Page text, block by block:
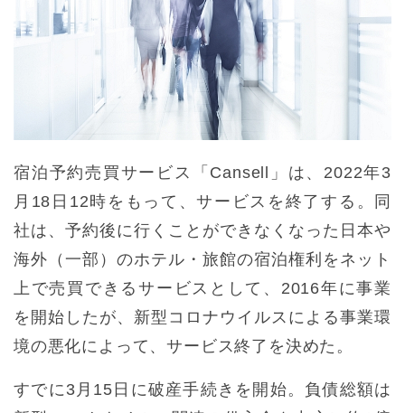
宿泊予約売買サービス「Cansell」は、2022年3
月18日12時をもって、サービスを終了する。同
社は、予約後に行くことができなくなった日本や
海外（一部）のホテル・旅館の宿泊権利をネット
上で売買できるサービスとして、2016年に事業
を開始したが、新型コロナウイルスによる事業環
境の悪化によって、サービス終了を決めた。
すでに3月15日に破産手続きを開始。負債総額は